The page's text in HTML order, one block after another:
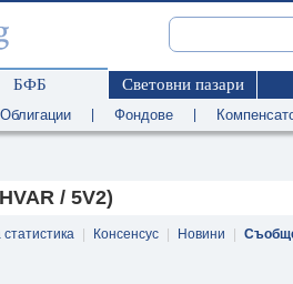
БФБ Световни пазари
Облигации Фондове
/ 5V2)
Консенсус Новини